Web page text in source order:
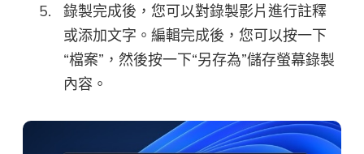
錄製完成後，您可以對錄製影片進行註釋
或添加文字。編輯完成後，您可以按一下
“檔案”，然後按一下“另存為”儲存螢幕錄製
內容。